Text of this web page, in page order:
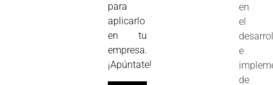
para
aplicarlo
en tu
empresa.
¡Apúntate!
en
el
e
de